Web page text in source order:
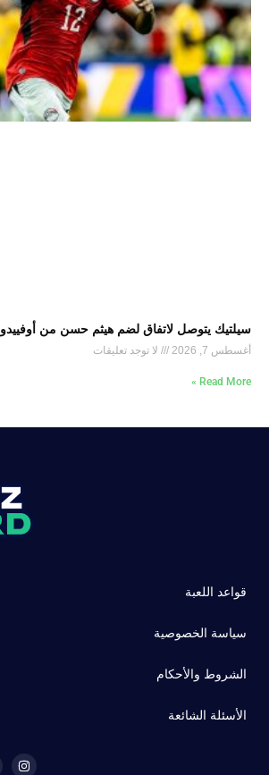
سيلتيك يتوصل لاتفاق لضم هيثم حسن من أوفييدو
أغسطس 7, 2026 لا توجد تعليقات
Read More »
قواعد اللعبة
سياسة الخصوصية
الشروط والأحكام
الأسئلة الشائعة